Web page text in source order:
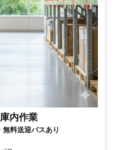
内作業
料送迎バスあり